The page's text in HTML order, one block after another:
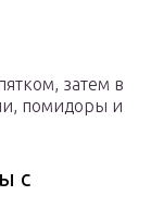
затем в
помидоры и
с